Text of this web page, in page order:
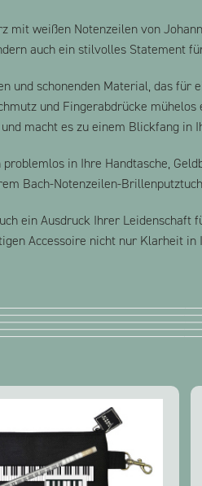
mit weißen Notenzeilen von
auch ein stilvolles Statement
und schonenden Material, das
und Fingerabdrücke
macht es zu einem Blickfang in
in Ihre Handtasche,
Bach-Notenzeilen-
ein Ausdruck Ihrer
Accessoire nicht nur Klarheit